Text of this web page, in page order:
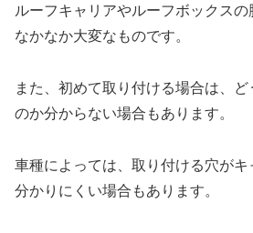
ルーフキャリアやルーフボックス
なかなか大変なものです。
また、初めて取り付ける場合は、
のか分からない場合もあります。
車種によっては、取り付ける穴が
分かりにくい場合もあります。